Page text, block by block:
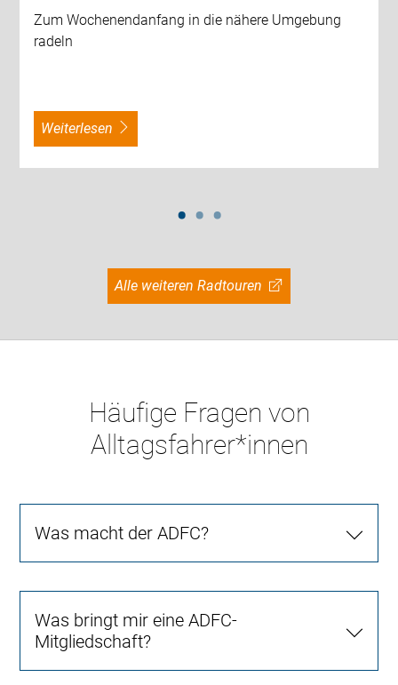
Zum Wochenendanfang in die nähere Umgebung
radeln
weiterlesen
Alle weiteren Radtouren
Häufige Fragen von
Alltagsfahrer*innen
Was macht der ADFC?
Was bringt mir eine ADFC-
Mitgliedschaft?